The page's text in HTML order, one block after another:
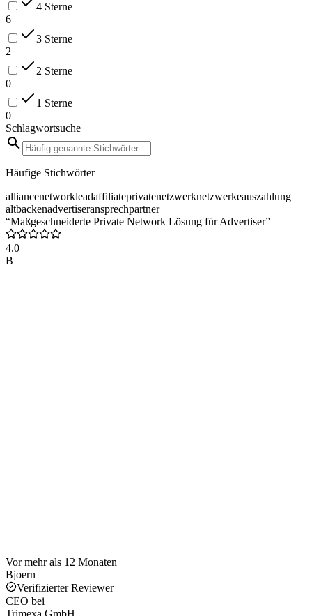
4 Sterne
6
3 Sterne
2
2 Sterne
0
1 Sterne
0
Schlagwortsuche
Häufige Stichwörter
alliancenetworkleadaffiliateprivatenetzwerknetzwerkeauszahlung
altbackenadvertiseransprechpartner
“Maßgeschneiderte Private Network Lösung für Advertiser”
4.0
B
Vor mehr als 12 Monaten
Bjoern
Verifizierter Reviewer
CEO bei